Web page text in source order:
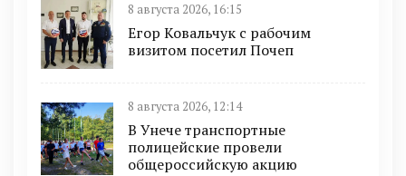
8 августа 2026, 16:15
Егор Ковальчук с рабочим
визитом посетил Почеп
8 августа 2026, 12:14
В Унече транспортные
полицейские провели
общероссийскую акцию